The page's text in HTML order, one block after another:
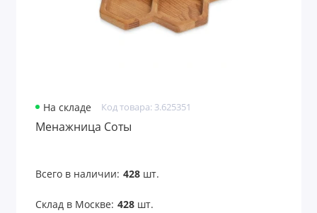
На складе Код товара: 3.625351
Менажница Соты
Всего в наличии: 428шт.
Склад в Москве: 428шт.